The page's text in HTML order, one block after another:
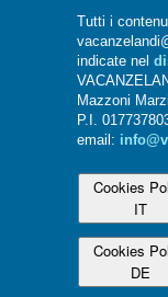
Tutti i
indicate nel
Mazzoni
P.I.
email:
Cookies
IT
Cookies
DE